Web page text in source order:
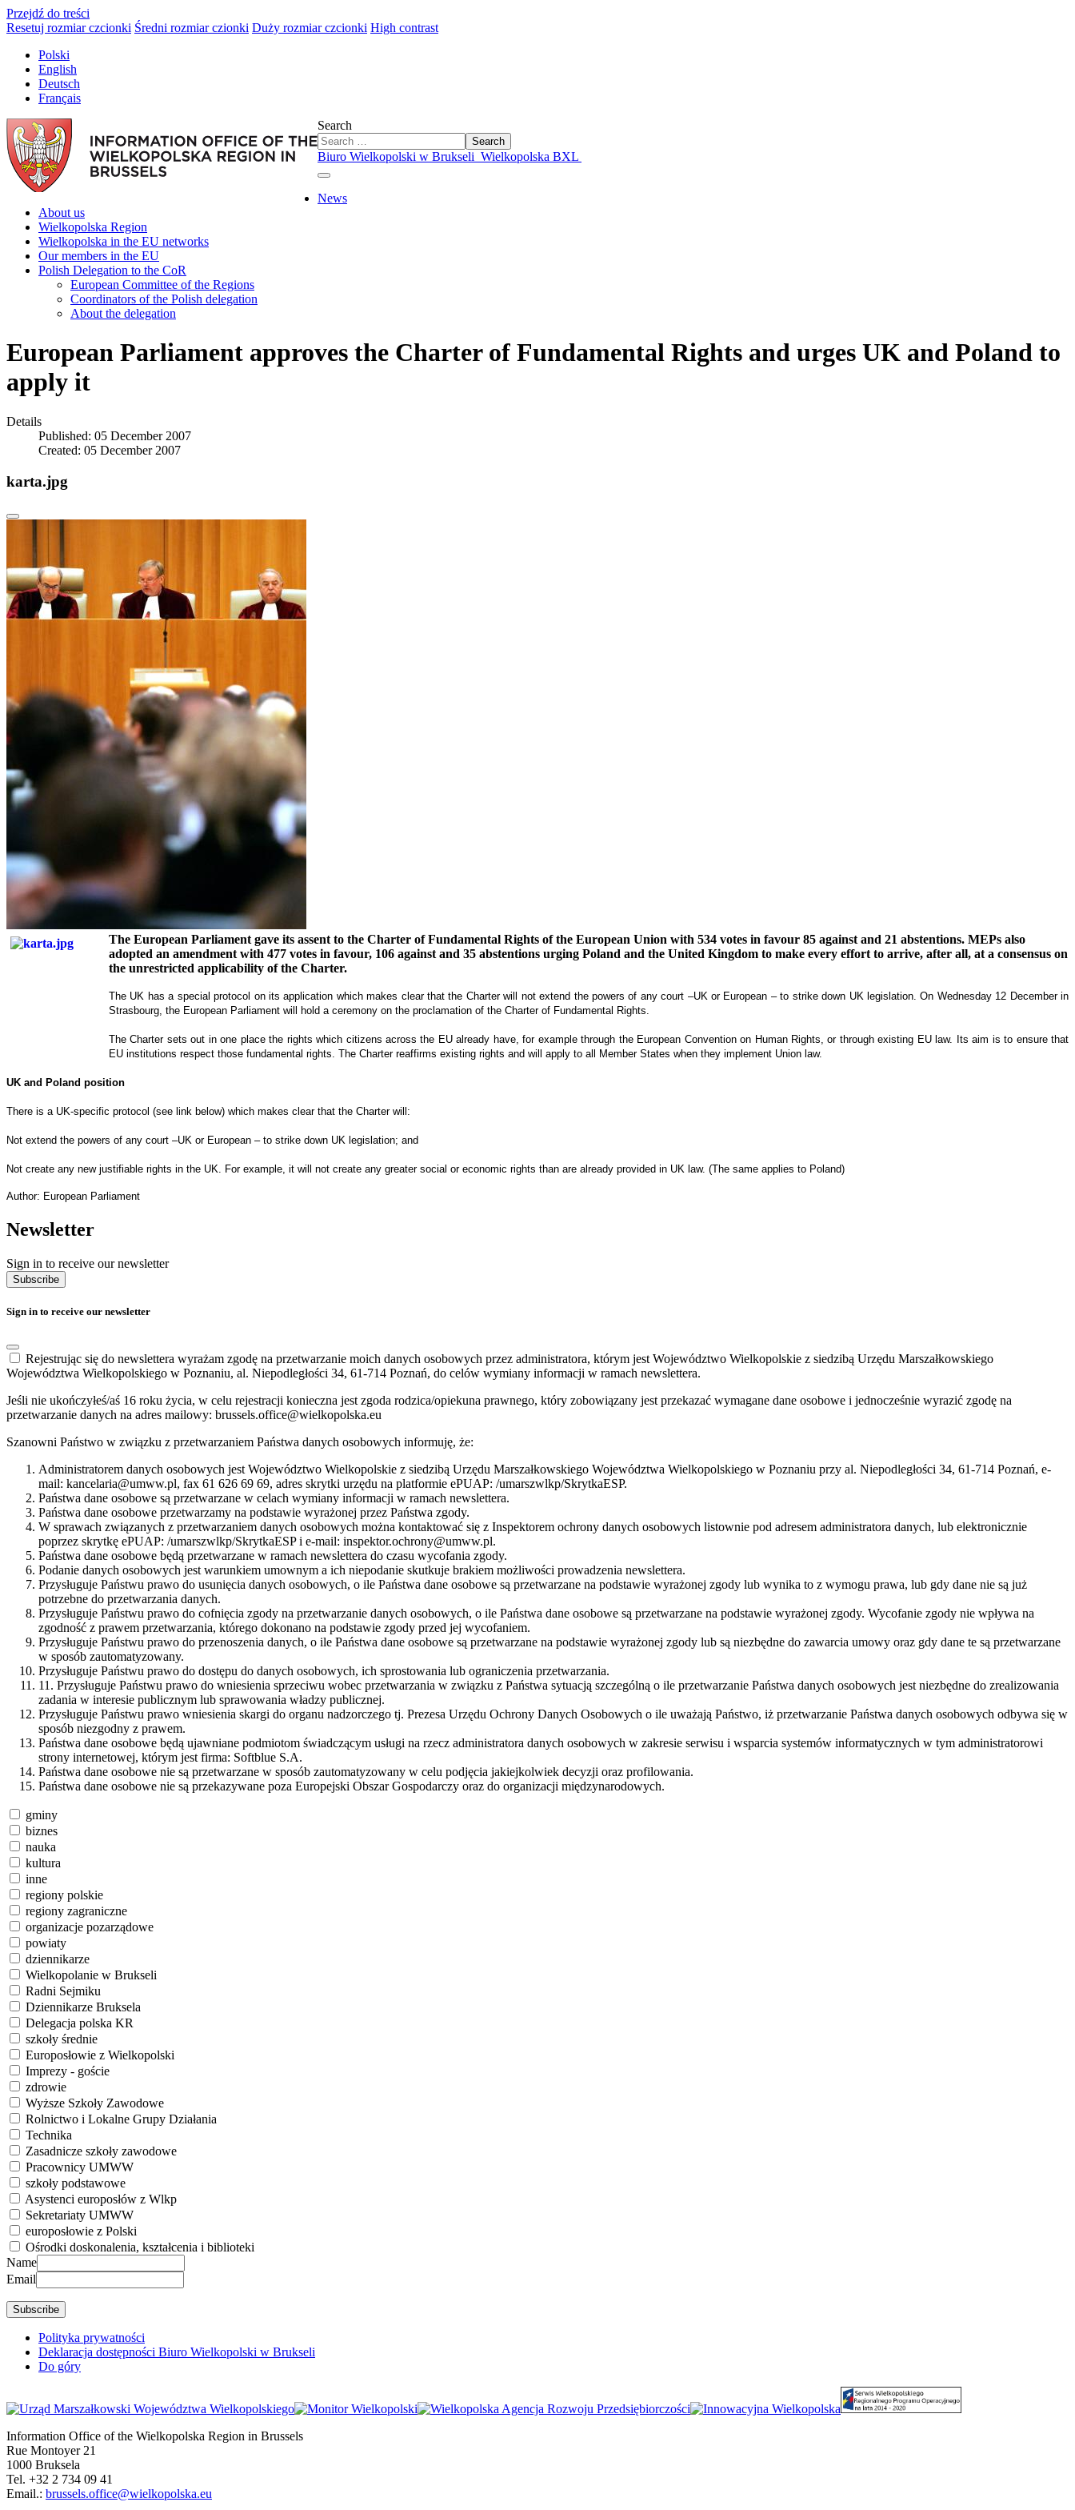
Przejdź do treści
Resetuj rozmiar czcionki Średni rozmiar czionki Duży rozmiar czcionki High contrast
Polski
English
Deutsch
Français
Search
Search
Biuro Wielkopolski w Brukseli Wielkopolska BXL
News
About us
Wielkopolska Region
Wielkopolska in the EU networks
Our members in the EU
Polish Delegation to the CoR
European Committee of the Regions
Coordinators of the Polish delegation
About the delegation
European Parliament approves the Charter of Fundamental Rights and urges UK and Poland to
apply it
Details
Published: 05 December 2007
Created: 05 December 2007
karta.jpg
The European Parliament gave its assent to the Charter of Fundamental Rights of the European Union with 534 votes in favour 85 against and 21 abstentions. MEPs also
adopted an amendment with 477 votes in favour, 106 against and 35 abstentions urging Poland and the United Kingdom to make every effort to arrive, after all, at a consensus on
the unrestricted applicability of the Charter.
The UK has a special protocol on its application which makes clear that the Charter will not extend the powers of any court –UK or European – to strike down UK legislation. On Wednesday 12 December in
Strasbourg, the European Parliament will hold a ceremony on the proclamation of the Charter of Fundamental Rights.
The Charter sets out in one place the rights which citizens across the EU already have, for example through the European Convention on Human Rights, or through existing EU law. Its aim is to ensure that
EU institutions respect those fundamental rights. The Charter reaffirms existing rights and will apply to all Member States when they implement Union law.
UK and Poland position
There is a UK-specific protocol (see link below) which makes clear that the Charter will:
Not extend the powers of any court –UK or European – to strike down UK legislation; and
Not create any new justifiable rights in the UK. For example, it will not create any greater social or economic rights than are already provided in UK law. (The same applies to Poland)
Author: European Parliament
Newsletter
Sign in to receive our newsletter
Subscribe
Sign in to receive our newsletter
Rejestrując się do newslettera wyrażam zgodę na przetwarzanie moich danych osobowych przez administratora, którym jest Województwo Wielkopolskie z siedzibą Urzędu Marszałkowskiego
Województwa Wielkopolskiego w Poznaniu, al. Niepodległości 34, 61-714 Poznań, do celów wymiany informacji w ramach newslettera.
Jeśli nie ukończyłeś/aś 16 roku życia, w celu rejestracji konieczna jest zgoda rodzica/opiekuna prawnego, który zobowiązany jest przekazać wymagane dane osobowe i jednocześnie wyrazić zgodę na
przetwarzanie danych na adres mailowy: brussels.office@wielkopolska.eu
Szanowni Państwo w związku z przetwarzaniem Państwa danych osobowych informuję, że:
Administratorem danych osobowych jest Województwo Wielkopolskie z siedzibą Urzędu Marszałkowskiego Województwa Wielkopolskiego w Poznaniu przy al. Niepodległości 34, 61-714 Poznań, e-
mail: kancelaria@umww.pl, fax 61 626 69 69, adres skrytki urzędu na platformie ePUAP: /umarszwlkp/SkrytkaESP.
Państwa dane osobowe są przetwarzane w celach wymiany informacji w ramach newslettera.
Państwa dane osobowe przetwarzamy na podstawie wyrażonej przez Państwa zgody.
W sprawach związanych z przetwarzaniem danych osobowych można kontaktować się z Inspektorem ochrony danych osobowych listownie pod adresem administratora danych, lub elektronicznie
poprzez skrytkę ePUAP: /umarszwlkp/SkrytkaESP i e-mail: inspektor.ochrony@umww.pl.
Państwa dane osobowe będą przetwarzane w ramach newslettera do czasu wycofania zgody.
Podanie danych osobowych jest warunkiem umownym a ich niepodanie skutkuje brakiem możliwości prowadzenia newslettera.
Przysługuje Państwu prawo do usunięcia danych osobowych, o ile Państwa dane osobowe są przetwarzane na podstawie wyrażonej zgody lub wynika to z wymogu prawa, lub gdy dane nie są już
potrzebne do przetwarzania danych.
Przysługuje Państwu prawo do cofnięcia zgody na przetwarzanie danych osobowych, o ile Państwa dane osobowe są przetwarzane na podstawie wyrażonej zgody. Wycofanie zgody nie wpływa na
zgodność z prawem przetwarzania, którego dokonano na podstawie zgody przed jej wycofaniem.
Przysługuje Państwu prawo do przenoszenia danych, o ile Państwa dane osobowe są przetwarzane na podstawie wyrażonej zgody lub są niezbędne do zawarcia umowy oraz gdy dane te są przetwarzane
w sposób zautomatyzowany.
Przysługuje Państwu prawo do dostępu do danych osobowych, ich sprostowania lub ograniczenia przetwarzania.
11. Przysługuje Państwu prawo do wniesienia sprzeciwu wobec przetwarzania w związku z Państwa sytuacją szczególną o ile przetwarzanie Państwa danych osobowych jest niezbędne do zrealizowania
zadania w interesie publicznym lub sprawowania władzy publicznej.
Przysługuje Państwu prawo wniesienia skargi do organu nadzorczego tj. Prezesa Urzędu Ochrony Danych Osobowych o ile uważają Państwo, iż przetwarzanie Państwa danych osobowych odbywa się w
sposób niezgodny z prawem.
Państwa dane osobowe będą ujawniane podmiotom świadczącym usługi na rzecz administratora danych osobowych w zakresie serwisu i wsparcia systemów informatycznych w tym administratorowi
strony internetowej, którym jest firma: Softblue S.A.
Państwa dane osobowe nie są przetwarzane w sposób zautomatyzowany w celu podjęcia jakiejkolwiek decyzji oraz profilowania.
Państwa dane osobowe nie są przekazywane poza Europejski Obszar Gospodarczy oraz do organizacji międzynarodowych.
gminy
biznes
nauka
kultura
inne
regiony polskie
regiony zagraniczne
organizacje pozarządowe
powiaty
dziennikarze
Wielkopolanie w Brukseli
Radni Sejmiku
Dziennikarze Bruksela
Delegacja polska KR
szkoły średnie
Europosłowie z Wielkopolski
Imprezy - goście
zdrowie
Wyższe Szkoły Zawodowe
Rolnictwo i Lokalne Grupy Działania
Technika
Zasadnicze szkoły zawodowe
Pracownicy UMWW
szkoły podstawowe
Asystenci europosłów z Wlkp
Sekretariaty UMWW
europosłowie z Polski
Ośrodki doskonalenia, kształcenia i biblioteki
Name
Email
Polityka prywatności
Deklaracja dostępności Biuro Wielkopolski w Brukseli
Do góry
Information Office of the Wielkopolska Region in Brussels
Rue Montoyer 21
1000 Bruksela
Tel. +32 2 734 09 41
Email.: brussels.office@wielkopolska.eu